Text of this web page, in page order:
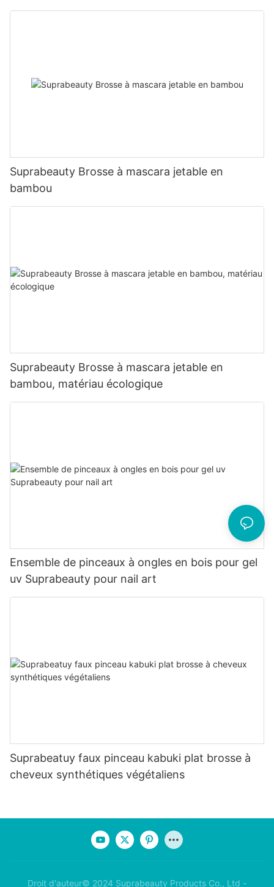
Suprabeauty Brosse à mascara jetable en
bambou
Suprabeauty Brosse à mascara jetable en
bambou, matériau écologique
Ensemble de pinceaux à ongles en bois pour gel
uv Suprabeauty pour nail art
Suprabeatuy faux pinceau kabuki plat brosse à
cheveux synthétiques végétaliens
Droit d'auteur© 2024 Suprabeauty Products Co., Ltd -